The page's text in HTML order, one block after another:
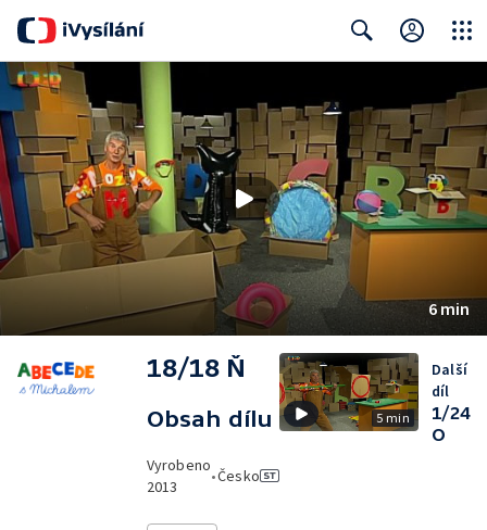
6 min
18/18 Ň
Obsah dílu
Vyrobeno
2013
•Česko
5 min
Další
díl
1/24
O